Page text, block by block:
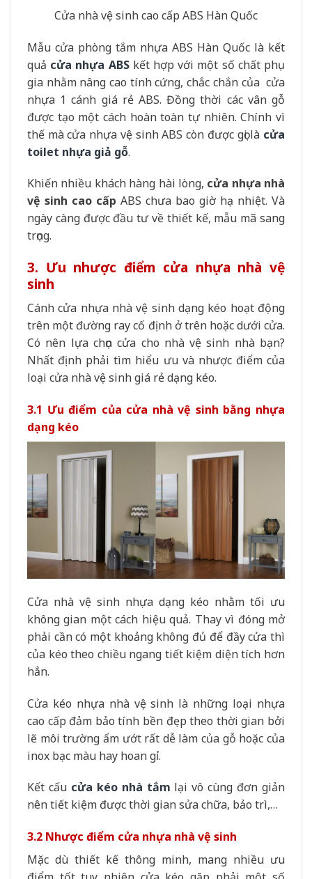
Cửa nhà vệ sinh cao cấp ABS Hàn Quốc
Mẫu cửa phòng tắm nhựa ABS Hàn Quốc là kết
quả cửa nhựa ABSkết hợp với một số chất phụ
gia nhằm nâng cao tính cứng, chắc chắn của cửa
nhựa 1 cánh giá rẻ ABS. Đồng thời các vân gỗ
được tạo một cách hoàn toàn tự nhiên. Chính vì
thế mà cửa nhựa vệ sinh ABS còn được gọi là cửa
toilet nhựa giả gỗ.
Khiến nhiều khách hàng hài lòng, cửa nhựa nhà
vệ sinh cao cấp ABS chưa bao giờ hạ nhiệt. Và
ngày càng được đầu tư về thiết kế, mẫu mã sang
trọng.
3. Ưu nhược điểm cửa nhựa nhà vệ
sinh
Cánh cửa nhựa nhà vệ sinh dạng kéo hoạt động
trên một đường ray cố định ở trên hoặc dưới cửa.
Có nên lựa chọn cửa cho nhà vệ sinh nhà bạn?
Nhất định phải tìm hiểu ưu và nhược điểm của
loại cửa nhà vệ sinh giá rẻ dạng kéo.
3.1 Ưu điểm của cửa nhà vệ sinh bằng nhựa
dạng kéo
Cửa nhà vệ sinh nhựa dạng kéo nhằm tối ưu
không gian một cách hiệu quả. Thay vì đóng mở
phải cần có một khoảng không đủ để đầy cửa thì
của kéo theo chiều ngang tiết kiệm diện tích hơn
hẳn.
Cửa kéo nhựa nhà vệ sinh là những loại nhựa
cao cấp đảm bảo tính bền đẹp theo thời gian bởi
lẽ môi trường ẩm ướt rất dễ làm của gỗ hoặc của
inox bạc màu hay hoan gỉ.
Kết cấu cửa kéo nhà tắm lại vô cùng đơn giản
nên tiết kiệm được thời gian sửa chữa, bảo trì,…
3.2 Nhược điểm cửa nhựa nhà vệ sinh
Mặc dù thiết kế thông minh, mang nhiều ưu